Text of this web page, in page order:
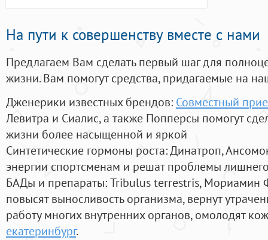
На пути к совершенству вместе с нами
Предлагаем Вам сделать первый шаг для
жизни. Вам помогут средства, придагаемые на
Дженерики известных брендов: Совместный
Левитра и Сиалис, а также Попперсы помогут
жизни более насыщенной и яркой
Синтетические гормоны роста: Динатроп,
энергии спортсменам и решат проблемы
БАДы и препараты:Tribulus terrestris, Мориамин
повысят выносливость организма, вернут
работу многих внутренних органов, омолодят
екатеринбург.